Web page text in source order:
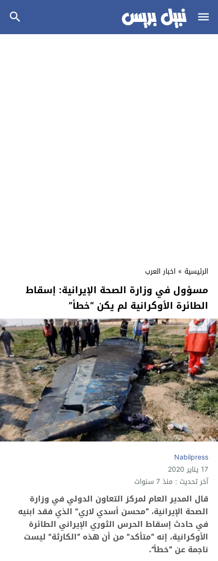
الرئيسية » اخبار العرب
مسؤول في وزارة الصحة الإيرانية: إسقاط
الطائرة الأوكرانية لم يكن “خطأ”‏
Nabilpress
17 يناير 2020
آخر تحديث : منذ 7 سنوات
قال المدير العام لمركز التعاون الدولي في وزارة
الصحة الإيرانية، “محسن أسدي لاري” الذي فقد ابنيه
في حادث ‏إسقاط الحرس الثوري الإيراني الطائرة
الأوكرانية، إنه “متأكد” من أن هذه “الكارثة” ليست
ناجمة عن “خطأ‎”.